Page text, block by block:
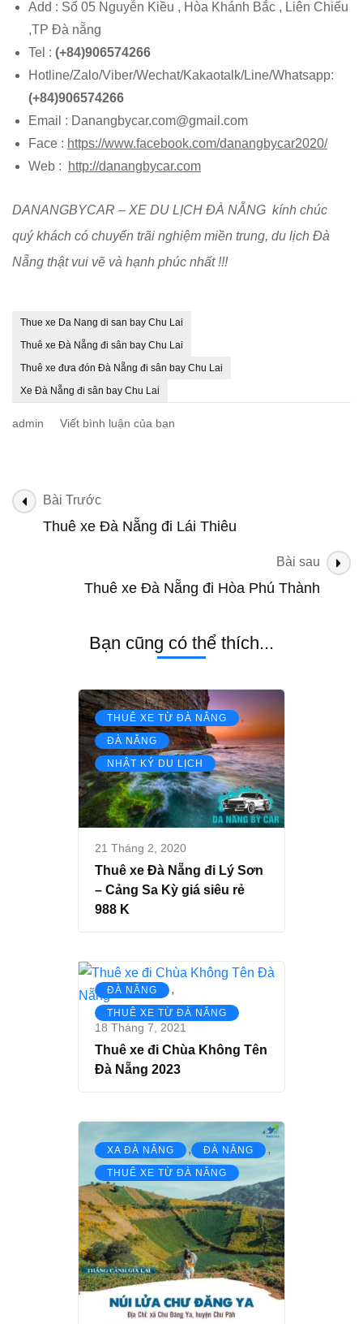
Add : Số 05 Nguyễn Kiều , Hòa Khánh Bắc , Liên Chiểu
,TP Đà nẵng
Tel : (+84)906574266
Hotline/Zalo/Viber/Wechat/Kakaotalk/Line/Whatsapp:
(+84)906574266
Email : Danangbycar.com@gmail.com
Face : https://www.facebook.com/danangbycar2020/
Web :
http://danangbycar.com
DANANGBYCAR – XE DU LỊCH ĐÀ NẴNG kính chúc
quý khách có chuyến trãi nghiệm miền trung, du lịch Đà
Nẵng thật vui vẽ và hạnh phúc nhất !!!
Thue xe Da Nang di san bay Chu Lai
Thuê xe Đà Nẵng đi sân bay Chu Lai
Thuê xe đưa đón Đà Nẵng đi sân bay Chu Lai
Xe Đà Nẵng đi sân bay Chu Lai
admin Viết bình luận của bạn
sân
Lai
Điều
hướng
Bài Trước
Thuê xe Đà Nẵng đi Lái Thiêu
Bài sau
Thuê xe Đà Nẵng đi Hòa Phú Thành
Bạn cũng có thể thích...
THUÊ XE TỪ ĐÀ NẴNG ,
ĐÀ NẴNG ,
NHẬT KÝ DU LỊCH
21 Tháng 2, 2020
Thuê xe Đà Nẵng đi Lý Sơn
– Cảng Sa Kỳ giá siêu rẻ
988 K
ĐÀ NẴNG ,
THUÊ XE TỪ ĐÀ NẴNG
18 Tháng 7, 2021
Thuê xe đi Chùa Không Tên
Đà Nẵng 2023
XA ĐÀ NẴNG , ĐÀ NẴNG ,
THUÊ XE TỪ ĐÀ NẴNG